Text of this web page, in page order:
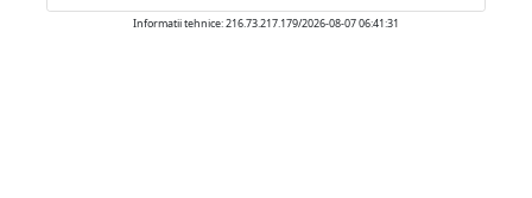
Informatii tehnice: 216.73.217.179/2026-08-07 06:41:31